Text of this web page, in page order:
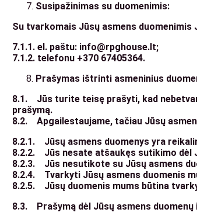
Susipažinimas su duomenimis:
Su tvarkomais Jūsų asmens
7.1.1. el. paštu: info@rpghouse.lt;
7.1.2. telefonu +370 67405364.
Prašymas ištrinti asmeninius
8.1. Jūs turite teisę prašyti, kad
prašymą.
8.2. Apgailestaujame, tačiau Jūsų
8.2.1. Jūsų asmens duomenys yra
8.2.2. Jūs nesate atšaukęs sutikimo dėl
8.2.3. Jūs nesutikote su Jūsų asmens
8.2.4. Tvarkyti Jūsų asmens duomenis
8.2.5. Jūsų duomenis mums būtina
8.3. Prašymą dėl Jūsų asmens